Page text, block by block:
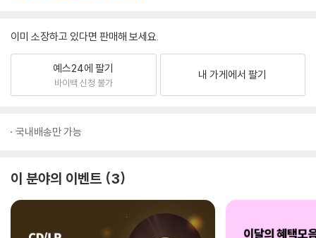
이미 소장하고 있다면 판매해 보세요.
예스24에 팔기
바이백 신청 불가
내 가게에서 팔기
국내배송만 가능
이 분야의 이벤트 3